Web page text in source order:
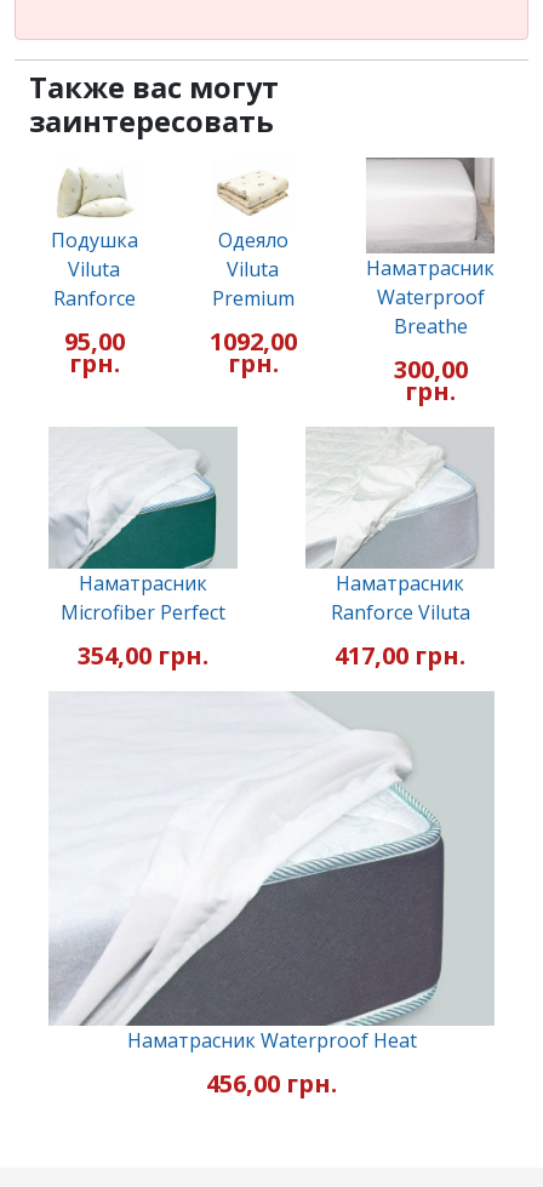
Также вас могут
заинтересовать
Подушка
Viluta
Ranforce
95,00
грн.
Одеяло
Viluta
Premium
1092,00
грн.
Наматрасник
Waterproof
Breathe
300,00
грн.
Наматрасник
Microfiber Perfect
354,00 грн.
Наматрасник
Ranforce Viluta
417,00 грн.
Наматрасник Waterproof Heat
456,00 грн.